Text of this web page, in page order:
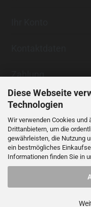
Diese Webseite
Technologien
Wir verwenden Cookies und
Drittanbietern, um die
gewährleisten, die Nutzung
ein bestmögliches
Informationen finden Sie in
Zahlung